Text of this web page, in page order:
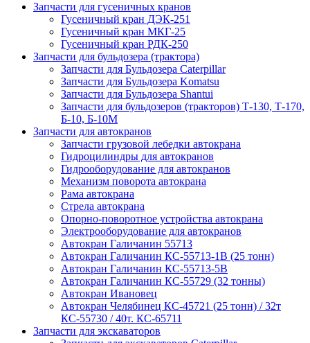
Запчасти для гусеничных кранов
Гусеничный кран ДЭК-251
Гусеничный кран МКГ-25
Гусеничный кран РДК-250
Запчасти для бульдозера (трактора)
Запчасти для Бульдозера Caterpillar
Запчасти для Бульдозера Komatsu
Запчасти для Бульдозера Shantui
Запчасти для бульдозеров (тракторов) Т-130, Т-170,
Б-10, Б-10М
Запчасти для автокранов
Запчасти грузовой лебедки автокрана
Гидроцилиндры для автокранов
Гидрооборудование для автокранов
Механизм поворота автокрана
Рама автокрана
Стрела автокрана
Опорно-поворотное устройства автокрана
Электрооборудование для автокранов
Автокран Галичанин 55713
Автокран Галичанин КС-55713-1В (25 тонн)
Автокран Галичанин КС-55713-5В
Автокран Галичанин КС-55729 (32 тонны)
Автокран Ивановец
Автокран Челябинец КС-45721 (25 тонн) / 32т
КС-55730 / 40т. КС-65711
Запчасти для экскаваторов